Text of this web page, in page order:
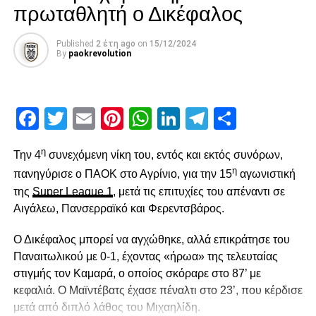
που του αξίζει.
Θα ήθελα να ευχαριστήσω τον κ. Σαββίδη, που μου έδωσε
κάθε επιτυχία«.
ADVERTISEMENT
1/2/2016
Facebook
Twitter
EmailPinterest
WhatsApp
LinkedIn
Telegram
πρωταθλητή ο Δικέφαλος
Published 2 έτη ago on 15/12/2024
By paokrevolution
Facebook
Twitter
EmailPinterest
WhatsApp
LinkedIn
Telegram
Την 4ησυνεχόμενη νίκη του, εντός και εκτός συνόρων,
πανηγύρισε ο ΠΑΟΚ στο Αγρίνιο, για την 15ηαγωνιστική
της Super League 1, μετά τις επιτυχίες του απέναντι σε
Αιγάλεω, Πανσερραϊκό και Φερεντσβάρος.
Ο Δικέφαλος μπορεί να αγχώθηκε, αλλά επικράτησε του
Παναιτωλικού με 0-1, έχοντας «ήρωα» της τελευταίας
στιγμής τον Καμαρά, ο οποίος σκόραρε στο 87’ με
κεφαλιά. Ο Μαϊντέβατς έχασε πέναλτι στο 23’, που κέρδισε
μετά από διπλό λάθος του Μιχαηλίδη.